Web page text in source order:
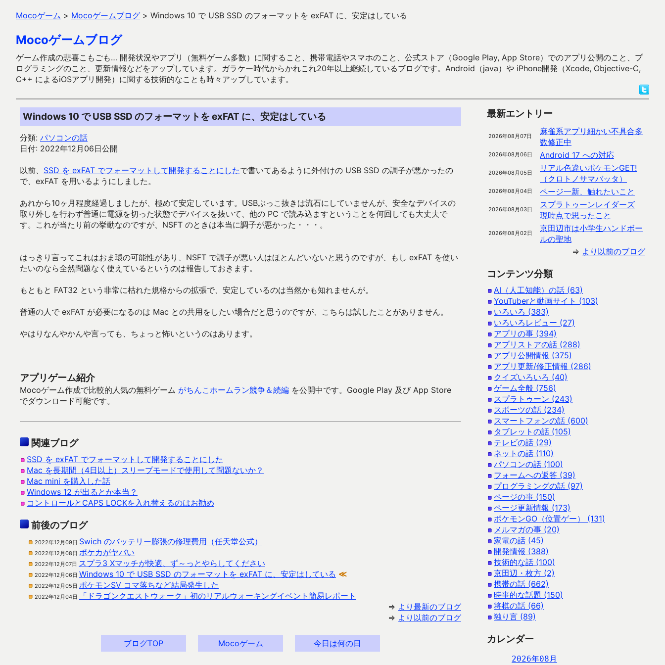
Mocoゲーム > Mocoゲームブログ > Windows 10 で USB SSD のフォーマットを exFAT に、安定はしている
Mocoゲームブログ
ゲーム作成の悲喜こもごも… 開発状況やアプリ（無料ゲーム多数）に関すること、携帯電話やスマホのこと、公式ストア（Google Play, App Store）でのアプリ公開のこと、プ
ログラミングのこと、更新情報などをアップしています。ガラケー時代からかれこれ20年以上継続しているブログです。Android（java）や iPhone開発（Xcode, Objective-C,
C++ によるiOSアプリ開発）に関する技術的なことも時々アップしています。
Windows 10 で USB SSD のフォーマットを exFAT に、安定はしている
分類: パソコンの話
日付: 2022年12月06日公開
以前、 SSD を exFAT でフォーマットして開発することにしたで書いてあるように外付けの USB SSD の調子が悪かったの
で、exFAT を用いるようにしました。
あれから10ヶ月程度経過しましたが、極めて安定しています。USBぶっこ抜きは流石にしていませんが、安全なデバイスの
取り外しを行わず普通に電源を切った状態でデバイスを抜いて、他の PC で読み込ますということを何回しても大丈夫で
す。これが当たり前の挙動なのですが、NSFT のときは本当に調子が悪かった・・・。
はっきり言ってこれはおま環の可能性があり、NSFT で調子が悪い人はほとんどいないと思うのですが、もし exFAT を使い
たいのなら全然問題なく使えているというのは報告しておきます。
もともと FAT32 という非常に枯れた規格からの拡張で、安定しているのは当然かも知れませんが。
普通の人で exFAT が必要になるのは Mac との共用をしたい場合だと思うのですが、こちらは試したことがありません。
やはりなんやかんや言っても、ちょっと怖いというのはあります。
アプリゲーム紹介
Mocoゲーム作成で比較的人気の無料ゲーム がちんこホームラン競争＆続編 を公開中です。Google Play 及び App Store
でダウンロード可能です。
関連ブログ
SSD を exFAT でフォーマットして開発することにした
Mac を長期間（4日以上）スリープモードで使用して問題ないか？
Mac mini を購入した話
Windows 12 が出るとか本当？
コントロールとCAPS LOCKを入れ替えるのはお勧め
前後のブログ
2022年12月09日 Swich のバッテリー膨張の修理費用（任天堂公式）
2022年12月08日 ポケカがヤバい
2022年12月07日 スプラ3 Xマッチが快適、ず～っとやらしてください
2022年12月06日 Windows 10 で USB SSD のフォーマットを exFAT に、安定はしている ≪
2022年12月05日 ポケモンSV コマ落ちなど結局発生した
2022年12月04日
「ドラゴンクエストウォーク」初のリアルウォーキングイベント簡易レポート
⇒ より最新のブログ
⇒ より以前のブログ
ブログTOP Mocoゲーム 今日は何の日
最新エントリー
2026年08月07日
麻雀系アプリ細かい不具合多
数修正中
2026年08月06日 Android 17 への対応
2026年08月05日
リアル色違いポケモンGET!
（クロトノサマバッタ）
2026年08月04日 ページ一新、触れたいこと
2026年08月03日
スプラトゥーンレイダーズ
現時点で思ったこと
2026年08月02日
京田辺市は小学生ハンドボー
ルの聖地
⇒ より以前のブログ
コンテンツ分類
AI（人工知能）の話 (63)
YouTuberと動画サイト (103)
いろいろ (383)
いろいろレビュー (27)
アプリの事 (394)
アプリストアの話 (288)
アプリ公開情報 (375)
アプリ更新/修正情報 (286)
クイズいろいろ (40)
ゲーム全般 (756)
スプラトゥーン (243)
スポーツの話 (234)
スマートフォンの話 (600)
タブレットの話 (105)
テレビの話 (29)
ネットの話 (110)
パソコンの話 (100)
フォームへの返答 (39)
プログラミングの話 (97)
ページの事 (150)
ページ更新情報 (173)
ポケモンGO（位置ゲー） (131)
メルマガの事 (20)
家電の話 (45)
開発情報 (388)
技術的な話 (100)
京田辺・枚方 (2)
携帯の話 (662)
時事的な話題 (150)
将棋の話 (66)
独り言 (89)
カレンダー
2026年08月